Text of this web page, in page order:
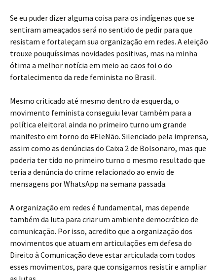
Se eu puder dizer alguma coisa para os indígenas que se
sentiram ameaçados será no sentido de pedir para que
resistam e fortaleçam sua organização em redes. A eleição
trouxe pouquíssimas novidades positivas, mas na minha
ótima a melhor notícia em meio ao caos foi o do
fortalecimento da rede feminista no Brasil.
Mesmo criticado até mesmo dentro da esquerda, o
movimento feminista conseguiu levar também para a
política eleitoral ainda no primeiro turno um grande
manifesto em torno do #EleNão. Silenciado pela imprensa,
assim como as denúncias do Caixa 2 de Bolsonaro, mas que
poderia ter tido no primeiro turno o mesmo resultado que
teria a denúncia do crime relacionado ao envio de
mensagens por WhatsApp na semana passada.
A organização em redes é fundamental, mas depende
também da luta para criar um ambiente democrático de
comunicação. Por isso, acredito que a organização dos
movimentos que atuam em articulações em defesa do
Direito à Comunicação deve estar articulada com todos
esses movimentos, para que consigamos resistir e ampliar